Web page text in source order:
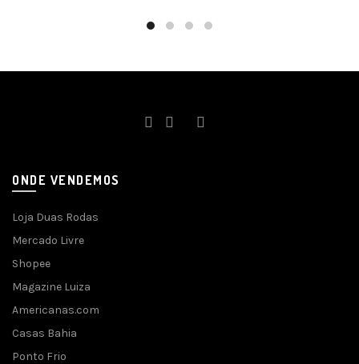
ONDE VENDEMOS
Loja Duas Rodas
Mercado Livre
Shopee
Magazine Luiza
Americanas.com
Casas Bahia
Ponto Frio